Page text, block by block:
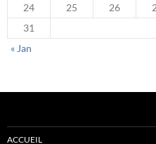
24
25 26
31
« Jan
ACCUEIL